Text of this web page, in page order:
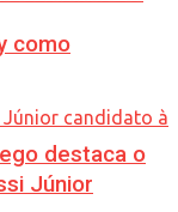
destaca o
como
Júnior